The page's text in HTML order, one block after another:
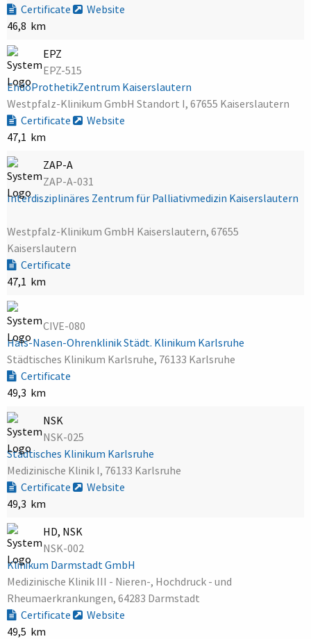
Certificate
Website
46,8 km
EPZ
EPZ-515
EndoProthetikZentrum Kaiserslautern
Westpfalz-Klinikum GmbH Standort I, 67655 Kaiserslautern
Certificate
Website
47,1 km
ZAP-A
ZAP-A-031
Interdisziplinäres Zentrum für Palliativmedizin Kaiserslautern
Westpfalz-Klinikum GmbH Kaiserslautern, 67655
Kaiserslautern
Certificate
47,1 km
CIVE-080
Hals-Nasen-Ohrenklinik Städt. Klinikum Karlsruhe
Städtisches Klinikum Karlsruhe, 76133 Karlsruhe
Certificate
49,3 km
NSK
NSK-025
Städtisches Klinikum Karlsruhe
Medizinische Klinik I, 76133 Karlsruhe
Certificate
Website
49,3 km
HD, NSK
NSK-002
Klinikum Darmstadt GmbH
Medizinische Klinik III - Nieren-, Hochdruck - und
Rheumaerkrankungen, 64283 Darmstadt
Certificate
Website
49,5 km